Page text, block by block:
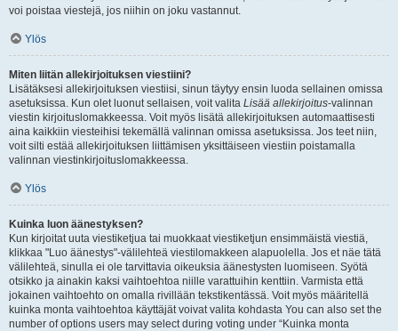
voi poistaa viestejä, jos niihin on joku vastannut.
Ylös
Miten liitän allekirjoituksen viestiini?
Lisätäksesi allekirjoituksen viestiisi, sinun täytyy ensin luoda sellainen omissa
asetuksissa. Kun olet luonut sellaisen, voit valita Lisää allekirjoitus-valinnan
viestin kirjoituslomakkeessa. Voit myös lisätä allekirjoituksen automaattisesti
aina kaikkiin viesteihisi tekemällä valinnan omissa asetuksissa. Jos teet niin,
voit silti estää allekirjoituksen liittämisen yksittäiseen viestiin poistamalla
valinnan viestinkirjoituslomakkeessa.
Ylös
Kuinka luon äänestyksen?
Kun kirjoitat uuta viestiketjua tai muokkaat viestiketjun ensimmäistä viestiä,
klikkaa "Luo äänestys"-välilehteä viestilomakkeen alapuolella. Jos et näe tätä
välilehteä, sinulla ei ole tarvittavia oikeuksia äänestysten luomiseen. Syötä
otsikko ja ainakin kaksi vaihtoehtoa niille varattuihin kenttiin. Varmista että
jokainen vaihtoehto on omalla rivillään tekstikentässä. Voit myös määritellä
kuinka monta vaihtoehtoa käyttäjät voivat valita kohdasta You can also set the
number of options users may select during voting under “Kuinka monta